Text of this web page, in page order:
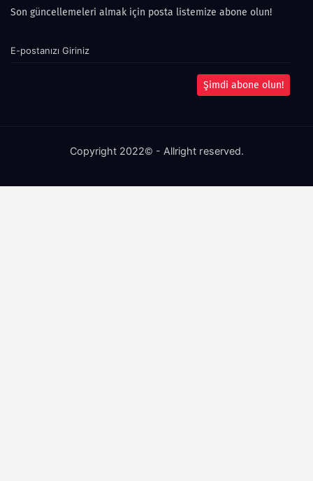
Son güncellemeleri almak için posta listemize abone olun!
Şimdi abone olun!
Copyright 2022© - Allright reserved.